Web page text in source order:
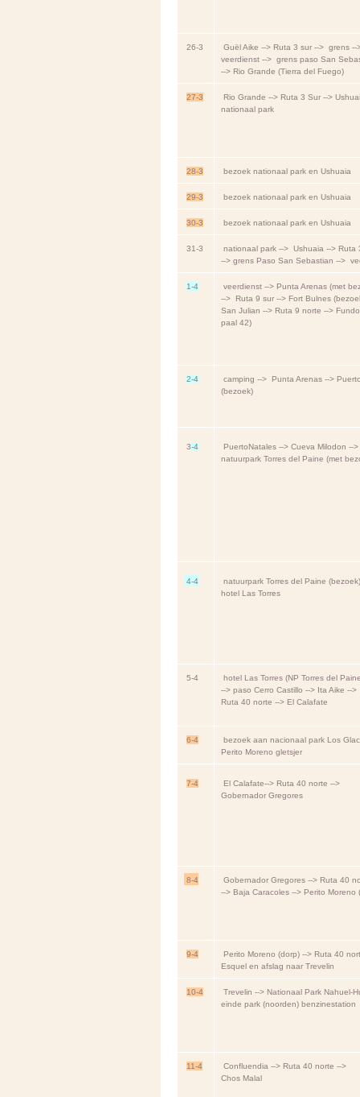
26-3
Guël Aike --> Ruta 3 sur --> grens
veerdienst --> grens paso San
--> Rio Grande (Tierra del Fuego)
27-3
Rio Grande --> Ruta 3 Sur -->
nationaal park
28-3 bezoek nationaal park en Ushuaia
29-3 bezoek nationaal park en Ushuaia
30-3 bezoek nationaal park en Ushuaia
31-3
nationaal park --> Ushuaia --> Ruta
--> grens Paso San Sebastian -->
1-4
veerdienst --> Punta Arenas (met
--> Ruta 9 sur --> Fort Bulnes
San Julian --> Ruta 9 norte -->
paal 42)
2-4
camping --> Punta Arenas -->
(bezoek)
3-4
PuertoNatales --> Cueva Milodon -->
natuurpark Torres del Paine (met
4-4
natuurpark Torres del Paine
hotel Las Torres
5-4
hotel Las Torres (NP Torres del
--> paso Cerro Castillo --> Ita Aike -->
Ruta 40 norte --> El Calafate
6-4
bezoek aan nacionaal park Los
Perito Moreno gletsjer
7-4
El Calafate--> Ruta 40 norte -->
Gobernador Gregores
8-4
Gobernador Gregores --> Ruta 40
--> Baja Caracoles --> Perito Moreno
9-4
Perito Moreno (dorp) --> Ruta 40
Esquel en afslag naar Trevelin
10-4
Trevelin --> Nationaal Park Nahuel-
einde park (noorden) benzinestation
11-4
Confluendia --> Ruta 40 norte -->
Chos Malal